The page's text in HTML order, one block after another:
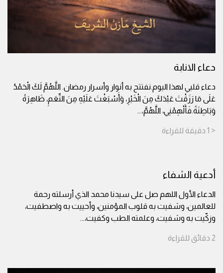
دعاء الانابة
دعاء قلبي لهذا اليوم.نفتتح به أنوار وأسرار رمضان. اللَّهُمَّ لَكَ الْحَمْدُ
عَلَى مَا رَزَقْتَ عَبْدَكَ مِنَ الْخَيْرِ، وَأَسْبَغْتَ عَلَيْهِ مِنَ النِّعَمِ، ظَاهِرَةً
وَبَاطِنَةً.فَأَلْهِمْنِي، اللَّهُمَّ،...
< 1 دقيقة للقراءة
أدعية الشفاء
الدعاء الأول اللهم صل على سيدنا محمد الذي أرسلته رحمة
للعالمين، وشفيت به قلوب المؤمنين، وأحييت به واصطفيت،
وزكّيت به وشفيت، وعلمته الطب وكفيت،...
2 دقائق للقراءة